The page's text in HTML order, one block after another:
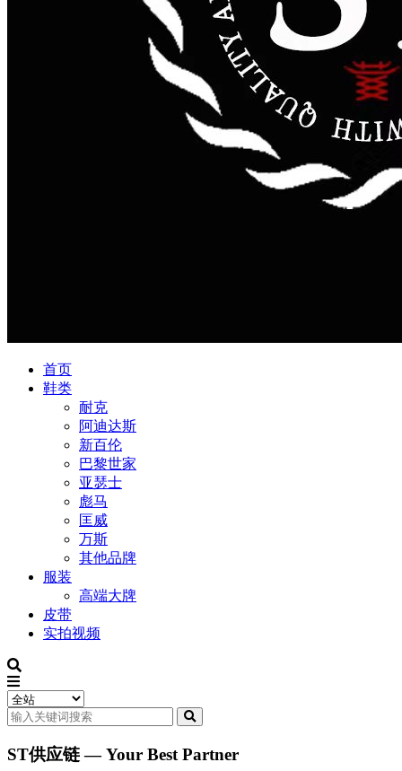
首页
鞋类
耐克
阿迪达斯
新百伦
巴黎世家
亚瑟士
彪马
匡威
万斯
其他品牌
服装
高端大牌
皮带
实拍视频
ST供应链 — Your Best Partner